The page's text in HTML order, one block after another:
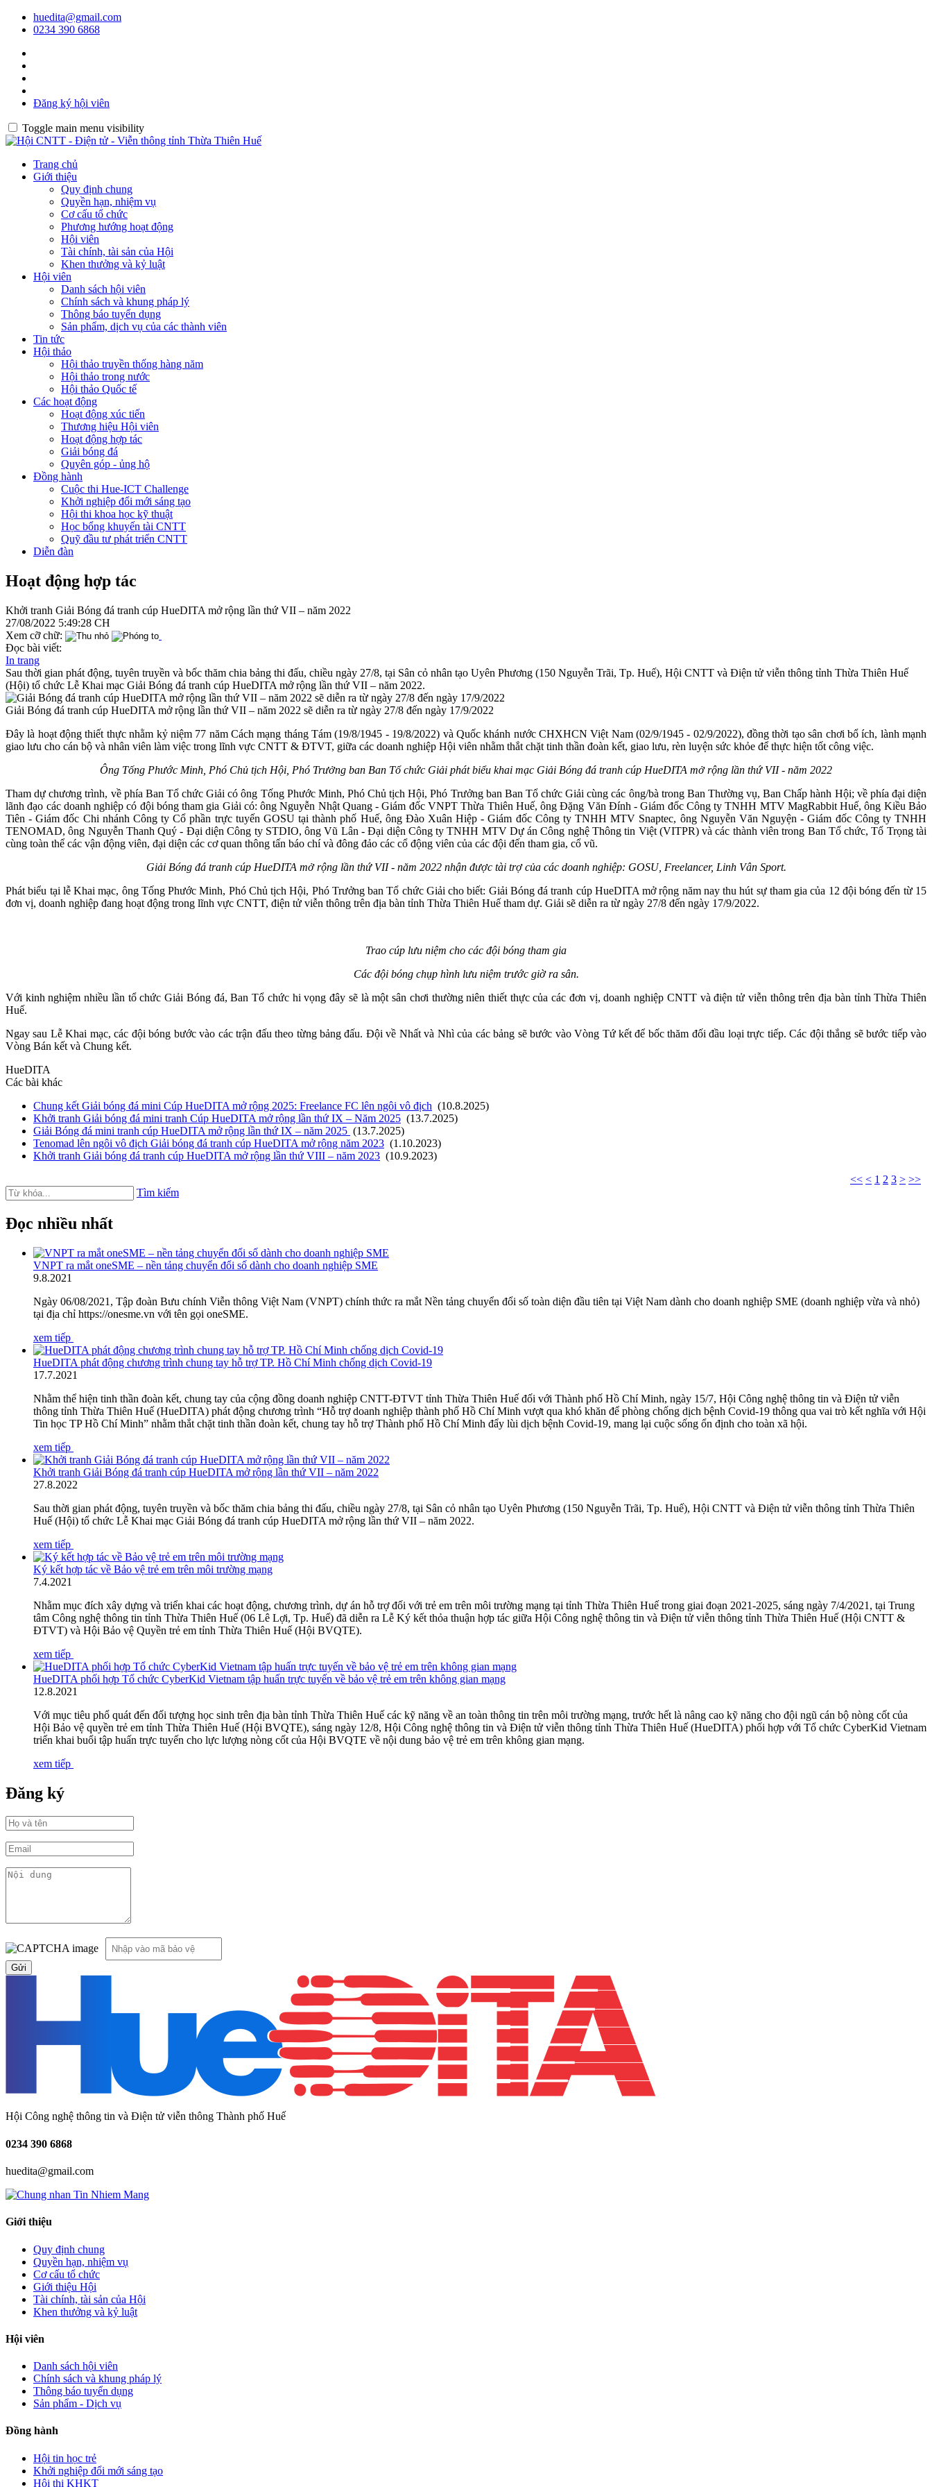
huedita@gmail.com
0234 390 6868
Đăng ký hội viên
Toggle main menu visibility
Trang chủ
Giới thiệu
Quy định chung
Quyền hạn, nhiệm vụ
Cơ cấu tổ chức
Phương hướng hoạt động
Hội viên
Tài chính, tài sản của Hội
Khen thưởng và kỷ luật
Hội viên
Danh sách hội viên
Chính sách và khung pháp lý
Thông báo tuyển dụng
Sản phẩm, dịch vụ của các thành viên
Tin tức
Hội thảo
Hội thảo truyền thống hàng năm
Hội thảo trong nước
Hội thảo Quốc tế
Các hoạt động
Hoạt động xúc tiến
Thương hiệu Hội viên
Hoạt động hợp tác
Giải bóng đá
Quyên góp - ủng hộ
Đồng hành
Cuộc thi Hue-ICT Challenge
Khởi nghiệp đổi mới sáng tạo
Hội thi khoa học kỹ thuật
Học bổng khuyến tài CNTT
Quỹ đầu tư phát triển CNTT
Diễn đàn
Hoạt động hợp tác
Khởi tranh Giải Bóng đá tranh cúp HueDITA mở rộng lần thứ VII – năm 2022
27/08/2022 5:49:28 CH
Xem cỡ chữ:
Đọc bài viết:
In trang
Sau thời gian phát động, tuyên truyền và bốc thăm chia bảng thi đấu, chiều ngày 27/8, tại Sân cỏ nhân tạo Uyên Phương (150 Nguyễn Trãi, Tp. Huế), Hội CNTT và Điện tử viễn thông tỉnh Thừa Thiên Huế
(Hội) tổ chức Lễ Khai mạc Giải Bóng đá tranh cúp HueDITA mở rộng lần thứ VII – năm 2022.
Giải Bóng đá tranh cúp HueDITA mở rộng lần thứ VII – năm 2022 sẽ diễn ra từ ngày 27/8 đến ngày 17/9/2022
Đây là hoạt động thiết thực nhằm kỷ niệm 77 năm Cách mạng tháng Tám (19/8/1945 - 19/8/2022) và Quốc khánh nước CHXHCN Việt Nam (02/9/1945 - 02/9/2022), đồng thời tạo sân chơi bổ ích, lành mạnh
giao lưu cho cán bộ và nhân viên làm việc trong lĩnh vực CNTT & ĐTVT, giữa các doanh nghiệp Hội viên nhằm thắt chặt tinh thần đoàn kết, giao lưu, rèn luyện sức khỏe để thực hiện tốt công việc.
Ông Tống Phước Minh, Phó Chủ tịch Hội, Phó Trưởng ban Ban Tổ chức Giải phát biểu khai mạc Giải Bóng đá tranh cúp HueDITA mở rộng lần thứ VII - năm 2022
Tham dự chương trình, về phía Ban Tổ chức Giải có ông Tống Phước Minh, Phó Chủ tịch Hội, Phó Trưởng ban Ban Tổ chức Giải cùng các ông/bà trong Ban Thường vụ, Ban Chấp hành Hội; về phía đại diện
lãnh đạo các doanh nghiệp có đội bóng tham gia Giải có: ông Nguyễn Nhật Quang - Giám đốc VNPT Thừa Thiên Huế, ông Đặng Văn Đính - Giám đốc Công ty TNHH MTV MagRabbit Huế, ông Kiều Bảo
Tiên - Giám đốc Chi nhánh Công ty Cổ phần trực tuyến GOSU tại thành phố Huế, ông Đào Xuân Hiệp - Giám đốc Công ty TNHH MTV Snaptec, ông Nguyễn Văn Nguyện - Giám đốc Công ty TNHH
TENOMAD, ông Nguyễn Thanh Quý - Đại diện Công ty STDIO, ông Vũ Lân - Đại diện Công ty TNHH MTV Dự án Công nghệ Thông tin Việt (VITPR) và các thành viên trong Ban Tổ chức, Tổ Trọng tài
cùng toàn thể các vận động viên, đại diện các cơ quan thông tấn báo chí và đông đảo các cổ động viên của các đội đến tham gia, cổ vũ.
Giải Bóng đá tranh cúp HueDITA mở rộng lần thứ VII - năm 2022 nhận được tài trợ của các doanh nghiệp: GOSU, Freelancer, Linh Vân Sport.
Phát biểu tại lễ Khai mạc, ông Tống Phước Minh, Phó Chủ tịch Hội, Phó Trưởng ban Tổ chức Giải cho biết: Giải Bóng đá tranh cúp HueDITA mở rộng năm nay thu hút sự tham gia của 12 đội bóng đến từ 15
đơn vị, doanh nghiệp đang hoạt động trong lĩnh vực CNTT, điện tử viễn thông trên địa bàn tỉnh Thừa Thiên Huế tham dự. Giải sẽ diễn ra từ ngày 27/8 đến ngày 17/9/2022.
Trao cúp lưu niệm cho các đội bóng tham gia
Các đội bóng chụp hình lưu niệm trước giờ ra sân.
Với kinh nghiệm nhiều lần tổ chức Giải Bóng đá, Ban Tổ chức hi vọng đây sẽ là một sân chơi thường niên thiết thực của các đơn vị, doanh nghiệp CNTT và điện tử viễn thông trên địa bàn tỉnh Thừa Thiên
Huế.
Ngay sau Lễ Khai mạc, các đội bóng bước vào các trận đấu theo từng bảng đấu. Đội về Nhất và Nhì của các bảng sẽ bước vào Vòng Tứ kết để bốc thăm đối đầu loại trực tiếp. Các đội thắng sẽ bước tiếp vào
Vòng Bán kết và Chung kết.
HueDITA
Các bài khác
Chung kết Giải bóng đá mini Cúp HueDITA mở rộng 2025: Freelance FC lên ngôi vô địch (10.8.2025)
Khởi tranh Giải bóng đá mini tranh Cúp HueDITA mở rộng lần thứ IX – Năm 2025 (13.7.2025)
Giải Bóng đá mini tranh cúp HueDITA mở rộng lần thứ IX – năm 2025 (13.7.2025)
Tenomad lên ngôi vô địch Giải bóng đá tranh cúp HueDITA mở rộng năm 2023 (1.10.2023)
Khởi tranh Giải bóng đá tranh cúp HueDITA mở rộng lần thứ VIII – năm 2023 (10.9.2023)
<< < 1 2 3 > >>
Tìm kiếm
Đọc nhiều nhất
VNPT ra mắt oneSME – nền tảng chuyển đổi số dành cho doanh nghiệp SME
9.8.2021
Ngày 06/08/2021, Tập đoàn Bưu chính Viễn thông Việt Nam (VNPT) chính thức ra mắt Nền tảng chuyển đổi số toàn diện đầu tiên tại Việt Nam dành cho doanh nghiệp SME (doanh nghiệp vừa và nhỏ)
tại địa chỉ https://onesme.vn với tên gọi oneSME.
xem tiếp
HueDITA phát động chương trình chung tay hỗ trợ TP. Hồ Chí Minh chống dịch Covid-19
17.7.2021
Nhằm thể hiện tinh thần đoàn kết, chung tay của cộng đồng doanh nghiệp CNTT-ĐTVT tỉnh Thừa Thiên Huế đối với Thành phố Hồ Chí Minh, ngày 15/7, Hội Công nghệ thông tin và Điện tử viễn
thông tỉnh Thừa Thiên Huế (HueDITA) phát động chương trình “Hỗ trợ doanh nghiệp thành phố Hồ Chí Minh vượt qua khó khăn để phòng chống dịch bệnh Covid-19 thông qua vai trò kết nghĩa với Hội
Tin học TP Hồ Chí Minh” nhằm thắt chặt tinh thần đoàn kết, chung tay hỗ trợ Thành phố Hồ Chí Minh đẩy lùi dịch bệnh Covid-19, mang lại cuộc sống ổn định cho toàn xã hội.
xem tiếp
Khởi tranh Giải Bóng đá tranh cúp HueDITA mở rộng lần thứ VII – năm 2022
27.8.2022
Sau thời gian phát động, tuyên truyền và bốc thăm chia bảng thi đấu, chiều ngày 27/8, tại Sân cỏ nhân tạo Uyên Phương (150 Nguyễn Trãi, Tp. Huế), Hội CNTT và Điện tử viễn thông tỉnh Thừa Thiên
Huế (Hội) tổ chức Lễ Khai mạc Giải Bóng đá tranh cúp HueDITA mở rộng lần thứ VII – năm 2022.
xem tiếp
Ký kết hợp tác về Bảo vệ trẻ em trên môi trường mạng
7.4.2021
Nhằm mục đích xây dựng và triển khai các hoạt động, chương trình, dự án hỗ trợ đối với trẻ em trên môi trường mạng tại tỉnh Thừa Thiên Huế trong giai đoạn 2021-2025, sáng ngày 7/4/2021, tại Trung
tâm Công nghệ thông tin tỉnh Thừa Thiên Huế (06 Lê Lợi, Tp. Huế) đã diễn ra Lễ Ký kết thỏa thuận hợp tác giữa Hội Công nghệ thông tin và Điện tử viễn thông tỉnh Thừa Thiên Huế (Hội CNTT &
ĐTVT) và Hội Bảo vệ Quyền trẻ em tỉnh Thừa Thiên Huế (Hội BVQTE).
xem tiếp
HueDITA phối hợp Tổ chức CyberKid Vietnam tập huấn trực tuyến về bảo vệ trẻ em trên không gian mạng
12.8.2021
Với mục tiêu phổ quát đến đối tượng học sinh trên địa bàn tỉnh Thừa Thiên Huế các kỹ năng về an toàn thông tin trên môi trường mạng, trước hết là nâng cao kỹ năng cho đội ngũ cán bộ nòng cốt của
Hội Bảo vệ quyền trẻ em tỉnh Thừa Thiên Huế (Hội BVQTE), sáng ngày 12/8, Hội Công nghệ thông tin và Điện tử viễn thông tỉnh Thừa Thiên Huế (HueDITA) phối hợp với Tổ chức CyberKid Vietnam
triển khai buổi tập huấn trực tuyến cho lực lượng nòng cốt của Hội BVQTE về nội dung bảo vệ trẻ em trên không gian mạng.
xem tiếp
Đăng ký
Hội Công nghệ thông tin và Điện tử viễn thông Thành phố Huế
0234 390 6868
huedita@gmail.com
Giới thiệu
Quy định chung
Quyền hạn, nhiệm vụ
Cơ cấu tổ chức
Giới thiệu Hội
Tài chính, tài sản của Hội
Khen thưởng và kỷ luật
Hội viên
Danh sách hội viên
Chính sách và khung pháp lý
Thông báo tuyển dụng
Sản phẩm - Dịch vụ
Đồng hành
Hội tin học trẻ
Khởi nghiệp đổi mới sáng tạo
Hội thi KHKT